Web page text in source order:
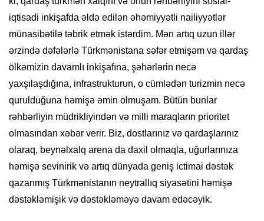
iqtisadi inkişafda əldə edilən əhəmiyyətli nailiyyətlər
münasibətilə təbrik etmək istərdim. Mən artıq uzun illər
ərzində dəfələrlə Türkmənistana səfər etmişəm və qardaş
ölkəmizin davamlı inkişafına, şəhərlərin necə
yaxşılaşdığına, infrastrukturun, o cümlədən turizmin necə
qurulduğuna həmişə əmin olmuşam. Bütün bunlar
rəhbərliyin müdrikliyindən və milli maraqların prioritet
olmasından xəbər verir. Biz, dostlarınız və qardaşlarınız
olaraq, beynəlxalq arena da daxil olmaqla, uğurlarınıza
həmişə sevinirik və artıq dünyada geniş ictimai dəstək
qazanmış Türkmənistanın neytrallıq siyasətini həmişə
dəstəkləmişik və dəstəkləməyə davam edəcəyik.